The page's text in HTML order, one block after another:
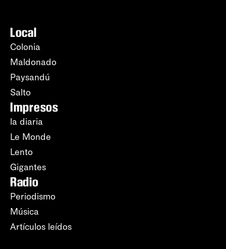
Local
Colonia
Maldonado
Paysandú
Salto
Impresos
la diaria
Le Monde
Lento
Gigantes
Radio
Periodismo
Música
Artículos leídos